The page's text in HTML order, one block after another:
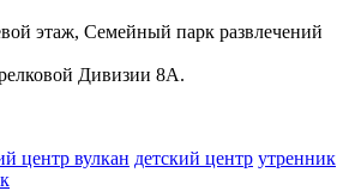
этаж, Семейный парк развлечений
Дивизии 8А.
центр вулкан детский центр утренник